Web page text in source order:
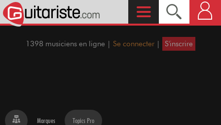
1398 musiciens en ligne | Se connecter | S'inscrire
Marques Topics Pro